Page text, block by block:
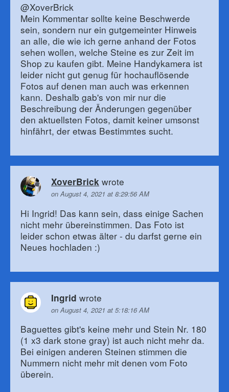
@XoverBrick
Mein Kommentar sollte keine Beschwerde
sein, sondern nur ein gutgemeinter Hinweis
an alle, die wie ich gerne anhand der Fotos
sehen wollen, welche Steine es zur Zeit im
Shop zu kaufen gibt. Meine Handykamera ist
leider nicht gut genug für hochauflösende
Fotos auf denen man auch was erkennen
kann. Deshalb gab's von mir nur die
Beschreibung der Änderungen gegenüber
den aktuellsten Fotos, damit keiner umsonst
hinfährt, der etwas Bestimmtes sucht.
XoverBrick wrote
on August 4, 2021 at 8:29:56 AM
Hi Ingrid! Das kann sein, dass einige Sachen
nicht mehr übereinstimmen. Das Foto ist
leider schon etwas älter - du darfst gerne ein
Neues hochladen :)
Ingrid wrote
on August 4, 2021 at 5:18:16 AM
Baguettes gibt's keine mehr und Stein Nr. 180
(1 x3 dark stone gray) ist auch nicht mehr da.
Bei einigen anderen Steinen stimmen die
Nummern nicht mehr mit denen vom Foto
überein.